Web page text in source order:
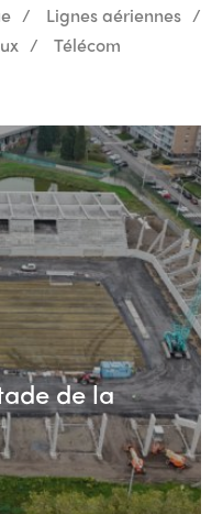
/ Lignes aériennes /
/ Télécom
de la